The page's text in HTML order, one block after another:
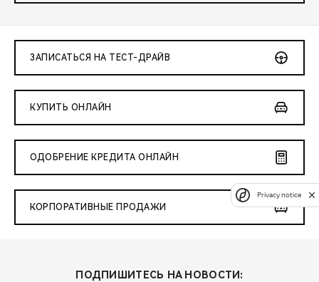
ЗАПИСАТЬСЯ НА ТЕСТ-ДРАЙВ
КУПИТЬ ОНЛАЙН
ОДОБРЕНИЕ КРЕДИТА ОНЛАЙН
КОРПОРАТИВНЫЕ ПРОДАЖИ
ПОДПИШИТЕСЬ НА НОВОСТИ:
Privacy notice